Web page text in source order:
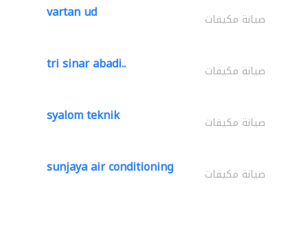
vartan ud صيانة مكيفات
tri sinar abadi.. صيانة مكيفات
syalom teknik صيانة مكيفات
sunjaya air conditioning صيانة مكيفات